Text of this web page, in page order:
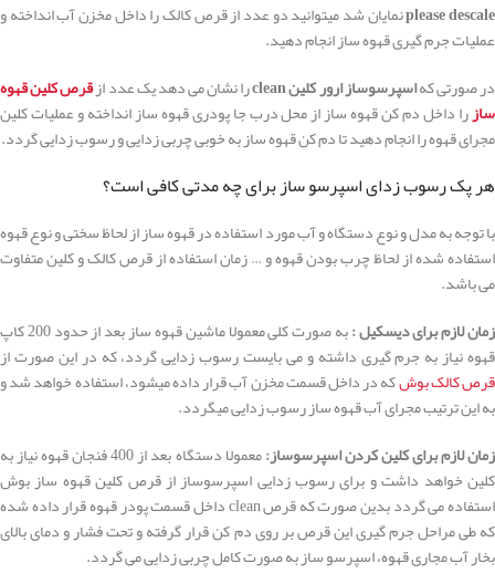
pleasedescale
نمایان شد میتوانید دو عدد از قرص کالک را داخل مخزن آب انداخته و
عملیات جرم گیری قهوه ساز انجام دهید.
در صورتی کهاسپرسوساز ارور کلین clean را نشان می دهد یک عدد ازقرص کلین قهوه
سازرا داخل دم کن قهوه ساز از محل درب جا پودری قهوه ساز انداخته و عملیات کلین
مجرای قهوه را انجام دهید تا دم کن قهوه ساز به خوبی چربی زدایی و رسوب زدایی گردد.
هر پک رسوب زدای اسپرسو ساز برای چه مدتی کافی است؟
با توجه به مدل و نوع دستگاه و آب مورد استفاده در قهوه ساز از لحاظ سختی و نوع قهوه
استفاده شده از لحاظ چرب بودن قهوه و … زمان استفاده از قرص کالک و کلین متفاوت
می باشد.
زمان لازم برای دیسکیل :
به صورت کلی معمولا ماشین قهوه ساز بعد از حدود 200 کاپ
قهوه نیاز به جرم گیری داشته و می بایست رسوب زدایی گردد، که در این صورت از
قرص کالک بوشکه در داخل قسمت مخزن آب قرار داده میشود، استفاده خواهد شد و
به این ترتیب مجرای آب قهوه ساز رسوب زدایی میگردد.
زمان لازم برای کلین کردن اسپرسوساز:
معمولا دستگاه بعد از 400 فنجان قهوه نیاز به
کلین خواهد داشت و برای رسوب زدایی اسپرسوساز از قرص کلین قهوه ساز بوش
استفاده می گردد بدین صورت که قرص clean داخل قسمت پودر قهوه قرار داده شده
که طی مراحل جرم گیری این قرص بر روی دم کن قرار گرفته و تحت فشار و دمای بالای
بخار آب مجاری قهوه، اسپرسو ساز به صورت کامل چربی زدایی می گردد.